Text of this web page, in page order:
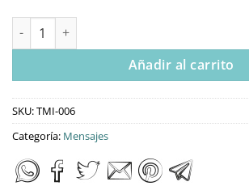
Tmi-006 Tu Mensaje Ideal “Para Ti Que
Añadir al carrito
SKU:TMI-006
Categoría: Mensajes